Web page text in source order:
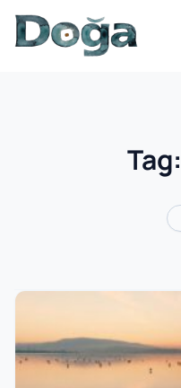
Skip to content
Tag: